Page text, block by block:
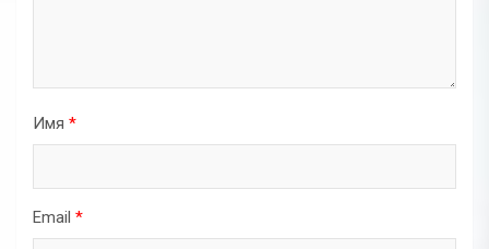
Имя *
Email *